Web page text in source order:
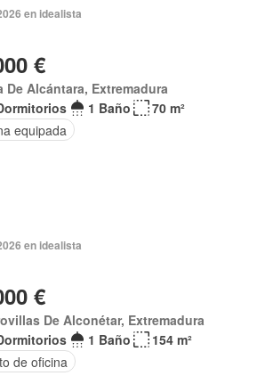
en idealista
€
De Alcántara, Extremadura
1 Baño
70 m²
equipada
en idealista
€
De Alconétar, Extremadura
1 Baño
154 m²
de oficina